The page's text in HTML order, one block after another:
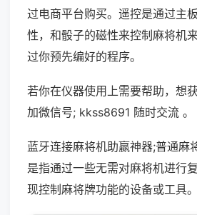
过电商平台购买。遥控是通过主
性，和骰子的磁性来控制麻将机
过你预先编好的程序。
若你在仪器使用上需要帮助，想
加微信号; kkss8691 随时交流 。
蓝牙连接麻将机助赢神器;普通麻
是指通过一些无需对麻将机进行
现控制麻将牌功能的设备或工具。